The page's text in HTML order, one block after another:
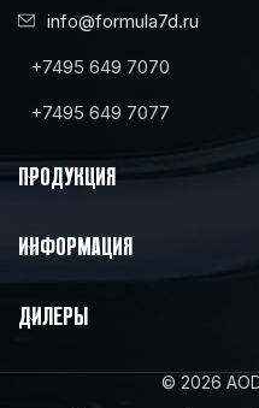
info@formula7d.ru
+7495 649 7070
+7495 649 7077
ПРОДУКЦИЯ
ИНФОРМАЦИЯ
ДИЛЕРЫ
© 2026